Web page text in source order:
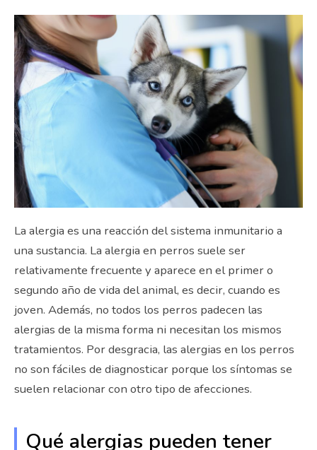
La alergia es una reacción del sistema inmunitario a
una sustancia. La alergia en perros suele ser
relativamente frecuente y aparece en el primer o
segundo año de vida del animal, es decir, cuando es
joven. Además, no todos los perros padecen las
alergias de la misma forma ni necesitan los mismos
tratamientos. Por desgracia, las alergias en los perros
no son fáciles de diagnosticar porque los síntomas se
suelen relacionar con otro tipo de afecciones.
Qué alergias pueden tener